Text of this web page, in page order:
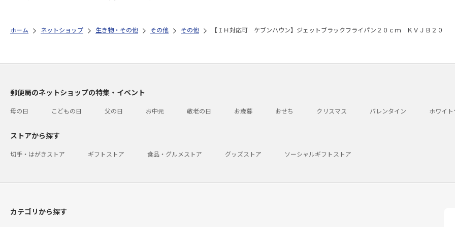
ホーム ネットショップ 生き物・その他 その他 その他 【ＩＨ対応可 ケブンハウン】ジェットブラックフライパン２０ｃｍ ＫＶＪＢ２０
郵便局のネットショップの特集・イベント
母の日 こどもの日 父の日 お中元 敬老の日 お歳暮 おせち クリスマス バレンタイン ホワイ
ストアから探す
切手・はがきストア ギフトストア 食品・グルメストア グッズストア ソーシャルギフトストア
カテゴリから探す